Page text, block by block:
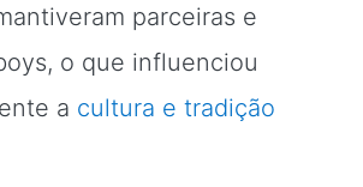
parceiras e
o que influenciou
a cultura e tradição